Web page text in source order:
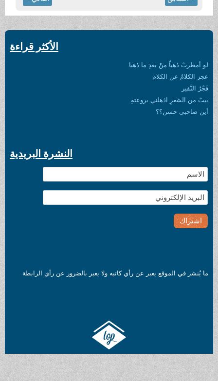
الأكثر قراءة
لو أمطرتْ ذهباً منْ بعدِ ما ذهبا
عجز الكلامُ عن الكلام
فَجْرُ النَّفير
بيتٌ من الشعرِ اذهلني بروعتهِ
أين صاحبي حسن؟؟
النشرة البريدية
ما يُنشر في الموقع يعبر عن رأي كاتبه ولا يعبر بالضرور عن رأي الرابطة